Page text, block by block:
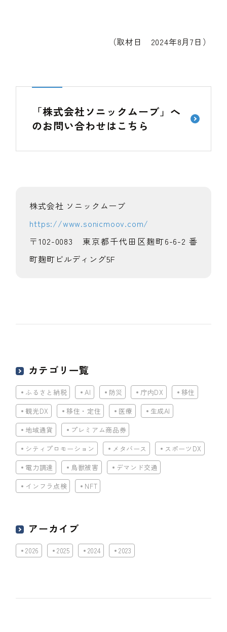
（取材日 2024年8月7日）
「株式会社ソニックムーブ」へ
のお問い合わせはこちら
株式会社 ソニックムーブ
https://www.sonicmoov.com/
〒102-0083 東京都千代田区麹町6-6-2 番
町麹町ビルディング5F
カテゴリ一覧
ふるさと納税 AI 防災 庁内DX
移住
観光DX
移住・定住 医療
生成AI
地域通貨
プレミアム商品券
シティプロモーション
メタバース
スポーツDX
電力調達
鳥獣被害
デマンド交通
インフラ点検
NFT
アーカイブ
2026 2025 2024 2023